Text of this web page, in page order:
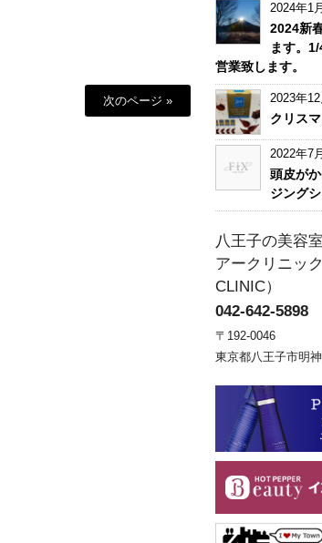
次のページ »
2024年1
2024新
ます。
営業致します。
2023年12
クリス
2022年7
頭皮が
ジング
八王子の美容
アークリニッ
CLINIC）
042-642-5898
〒192-0046
東京都八王子市明